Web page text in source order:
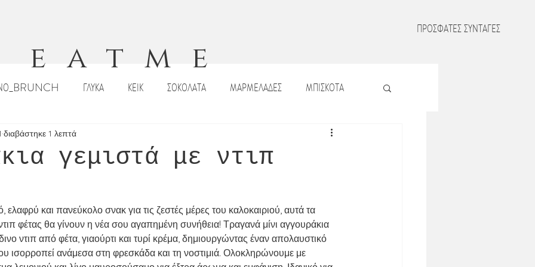
ΠΡΟΣΦΑΤΕΣ ΣΥΝΤΑΓΕΣ
eatme
ΓΛΥΚΑ ΚΕΙΚ ΣΟΚΟΛΑΤΑ ΜΑΡΜΕΛΑΔΕΣ ΜΠΙΣΚΟΤΑ
ΠΙΤΣΕΣ_ΠΕΪΝΕΡΛΙ
ΠΑΡΑΔΟΣΙΑΚΑ ΓΛΥΚΑ ΠΑΡΑΔΟΣΙΑΚΕΣ ΣΥΝΤΑΓΕΣ ΡΟΦΗΜΑΤΑ
γεμιστά με ντιπ
διαβάστηκε 1 λεπτά
και πανεύκολο σνακ για τις ζεστές μέρες του καλοκαιριού, αυτά τα
φέτας θα γίνουν η νέα σου αγαπημένη συνήθεια! Τραγανά μίνι αγγουράκια
ντιπ από φέτα, γιαούρτι και τυρί κρέμα, δημιουργώντας έναν απολαυστικό
ισορροπεί ανάμεσα στη φρεσκάδα και τη νοστιμιά. Ολοκληρώνουμε με